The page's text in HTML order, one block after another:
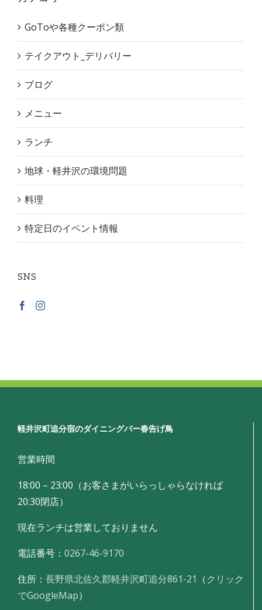
GoToや各種クーポン類
テイクアウト_デリバリー
ブログ
メニュー
ランチ
地球・軽井沢の環境問題
料理
特定日のイベント情報
SNS
軽井沢町追分宿のダイニングバー春告げ鳥
営業時間
18:00 – 23:00（お客さまがいらっしゃらなければ
20:30閉店）
現在ランチは営業しておりません
電話番号： 0267-46-9170
住所： 長野県北佐久郡軽井沢町追分861-21 （クリック
でGoogleMap）